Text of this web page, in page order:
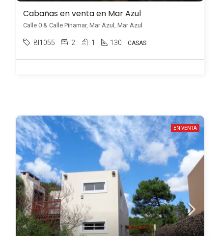
Cabañas en venta en Mar Azul
Calle 0 & Calle Pinamar, Mar Azul, Mar Azul
BI1055 2 1 130 CASAS
EN VENTA